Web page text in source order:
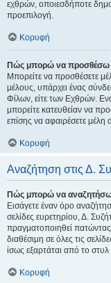
εχθρών, οποιεσδήποτε
προεπιλογή.
Κορυφή
Πώς μπορώ να προσθέσω /
Μπορείτε να προσθέσετε
μέλους, υπάρχει ένας
Φίλων, είτε των Εχθρών.
μπορείτε κατευθείαν να
επίσης να αφαιρέσετε μέλη
Κορυφή
Αναζήτηση στις Δ.
Πώς μπορώ να αναζητήσω
Εισάγετε έναν όρο
σελίδες ευρετηρίου, Δ.
πραγματοποιηθεί πατώντας
διαθέσιμη σε όλες τις
ίσως εξαρτάται από το
Κορυφή